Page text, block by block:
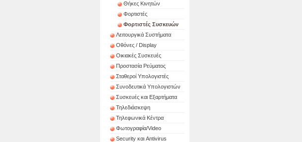
Θήκες Κινητών
Φορτιστές
Φορτιστές Συσκευών
Λειτουργικά Συστήματα
Οθόνες / Display
Οικιακές Συσκευές
Προστασία Ρεύματος
Σταθεροί Υπολογιστές
Συνοδευτικά Υπολογιστών
Συσκευές και Εξαρτήματα
Τηλεδιάσκεψη
Τηλεφωνικά Κέντρα
Φωτογραφία/Video
Security και Antivirus